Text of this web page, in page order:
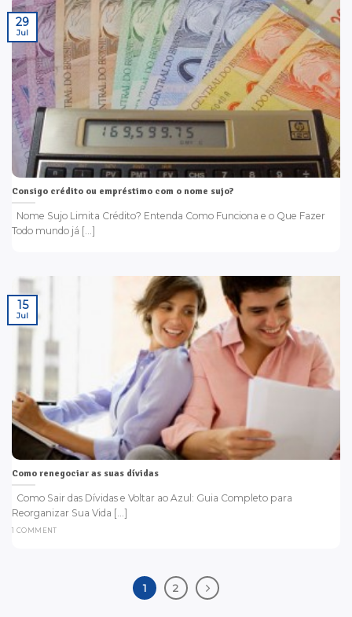
Consigo crédito ou empréstimo com o nome sujo?
Nome Sujo Limita Crédito? Entenda Como Funciona e o Que Fazer
Todo mundo já [...]
29
Jul
Como renegociar as suas dívidas
Como Sair das Dívidas e Voltar ao Azul: Guia Completo para
Reorganizar Sua Vida [...]
1 COMMENT
15
Jul
1 2